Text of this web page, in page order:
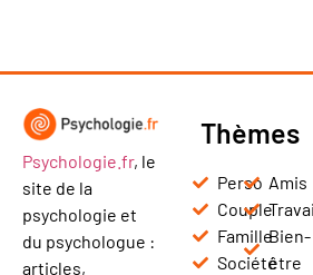
Psychologie.fr, le
site de la
psychologie et
du psychologue :
articles,
Thèmes
Perso
Couple
Famille
Société
Amis
Bien-
être